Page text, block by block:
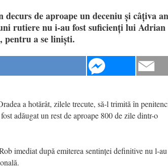
decurs de aproape un deceniu și câțiva
rutiere nu i-au fost suficienți lui Adrian
pentru a se liniști.
a hotărât, zilele trecute, să-l trimită în
adăugat un rest de aproape 800 de zile dintr-o
imediat după emiterea sentinței definitive nu l-